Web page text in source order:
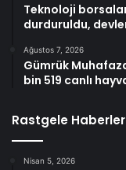
Teknoloji
durduruldu,
Ağustos 7, 2026
Gümrük
bin 519 canlı
Rastgele Haberler
Nisan 5, 2026